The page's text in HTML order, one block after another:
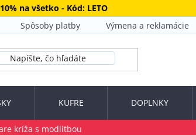
na všetko - Kód: LETO
Spôsoby platby Výmena a reklamácie
KUFRE DOPLNKY
kríža s modlitbou